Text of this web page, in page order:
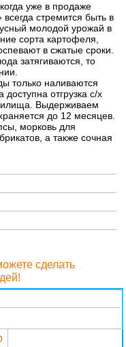
уже в продаже
стремится быть в
молодой урожай в
сорта картофеля,
в сжатые сроки.
затягиваются, то
только наливаются
отгрузка с/х
Выдерживаем
до 12 месяцев.
морковь для
а также сочная
сделать